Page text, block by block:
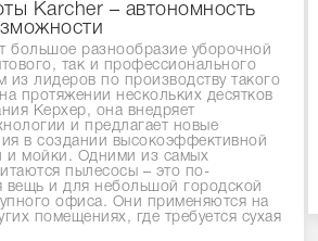
Karcher – автономность
большое разнообразие уборочной
так и профессионального
лидеров по производству такого
протяжении нескольких десятков
Керхер, она внедряет
и предлагает новые
в создании высокоэффективной
и мойки. Одними из самых
пылесосы – это по-
вещь и для небольшой городской
офиса. Они применяются на
помещениях, где требуется сухая